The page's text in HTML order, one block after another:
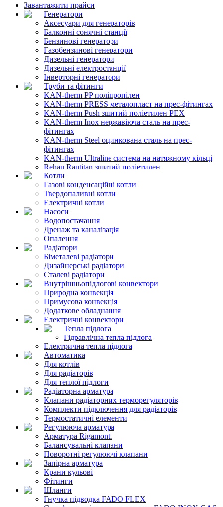
Завантажити прайси
Генератори
Аксесуари для генераторів
Балконні сонячні станції
Бензинові генератори
Газобензинові генератори
Дизельні генератори
Дизельні електростанції
Інверторні генератори
Труби та фітинги
KAN-therm PP поліпропілен
KAN-therm PRESS металопласт на прес-фітингах
KAN-therm Push зшитий поліетилен PEX
KAN-therm Inox нержавіюча сталь на прес-
фітингах
KAN-therm Steel оцинкована сталь на прес-
фітингах
KAN-therm Ultraline система на натяжному кільці
Rehau Rautitan зшитий поліетилен
Котли
Газові конденсаційні котли
Твердопаливні котли
Електричні котли
Насоси
Водопостачання
Дренаж та каналізація
Опалення
Радіатори
Біметалеві радіатори
Дизайнерські радіатори
Сталеві радіатори
Внутрішньопідлогові конвектори
Природна конвекція
Примусова конвекція
Додаткове обладнання
Електричні конвектори
Тепла підлога
Гідравлічна тепла підлога
Електрична тепла підлога
Автоматика
Для котлів
Для радіаторів
Для теплої підлоги
Радіаторна арматура
Клапани радіаторних терморегуляторів
Комплекти підключення для радіаторів
Термостатичні елементи
Регулююча арматура
Арматура Rigamonti
Балансувальні клапани
Поворотні регулюючі клапани
Запірна арматура
Крани кульові
Фітинги
Шланги
Гнучка підводка FADO FLEX